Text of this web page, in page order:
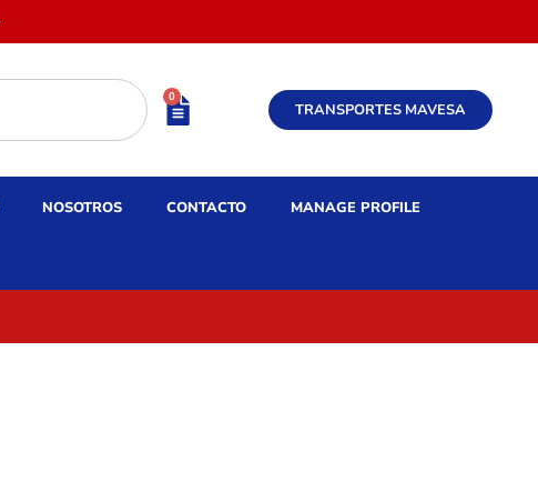
0
TRANSPORTES MAVESA
NOSOTROS CONTACTO MANAGE PROFILE